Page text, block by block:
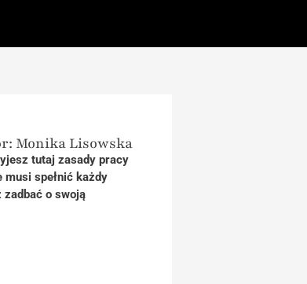
Monika Lisowska
tutaj zasady pracy
spełnić każdy
o swoją